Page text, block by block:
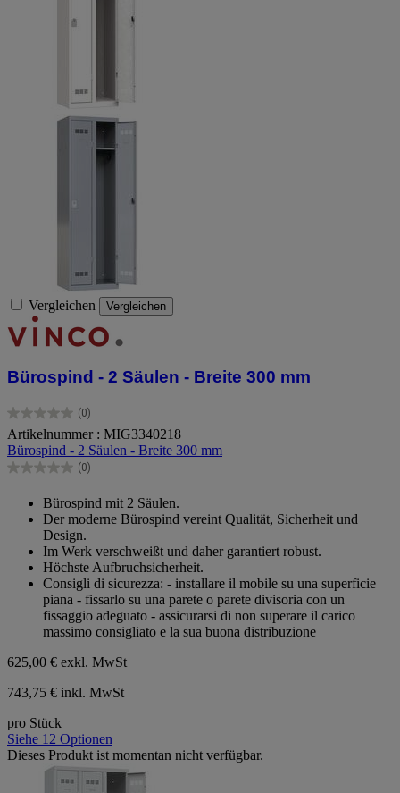
Vergleichen Vergleichen
Bürospind - 2 Säulen - Breite 300 mm
(0)
0.0
von
5
Sternen.
Artikelnummer : MIG3340218
Bürospind - 2 Säulen - Breite 300 mm
(0)
0.0
Sternen.
Bürospind mit 2 Säulen.
Der moderne Bürospind vereint Qualität, Sicherheit und
Design.
Im Werk verschweißt und daher garantiert robust.
Höchste Aufbruchsicherheit.
Consigli di sicurezza: - installare il mobile su una superficie
piana - fissarlo su una parete o parete divisoria con un
fissaggio adeguato - assicurarsi di non superare il carico
massimo consigliato e la sua buona distribuzione
625,00 € exkl. MwSt
743,75 € inkl. MwSt
pro Stück
Siehe 12 Optionen
Dieses Produkt ist momentan nicht verfügbar.